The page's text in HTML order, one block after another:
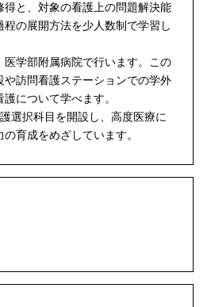
得と、対象の看護上の問題解決能
程の展開方法を少人数制で学習し
学部附属病院で行います。この
や訪問看護ステーションでの学外
について学べます。
選択科目を開設し、高度医療に
育成をめざしています。